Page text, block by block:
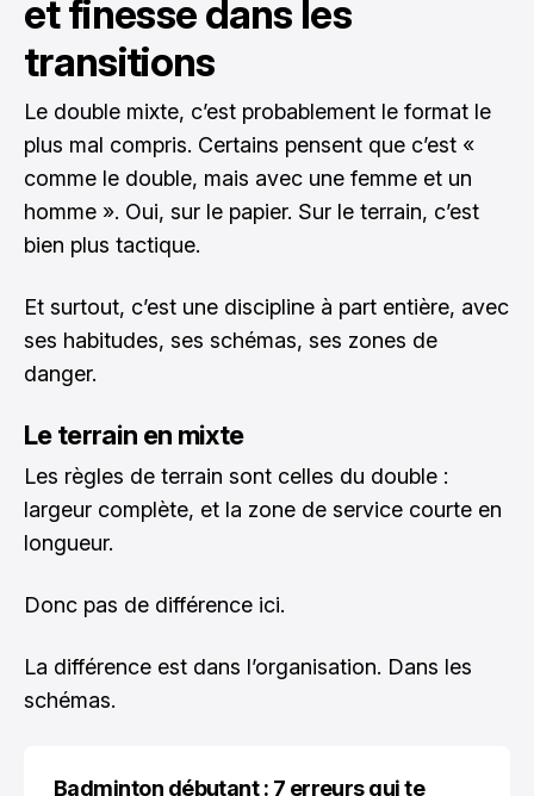
et finesse dans les
transitions
Le double mixte, c’est probablement le format le
plus mal compris. Certains pensent que c’est «
comme le double, mais avec une femme et un
homme ». Oui, sur le papier. Sur le terrain, c’est
bien plus tactique.
Et surtout, c’est une discipline à part entière, avec
ses habitudes, ses schémas, ses zones de
danger.
Le terrain en mixte
Les règles de terrain sont celles du double :
largeur complète, et la zone de service courte en
longueur.
Donc pas de différence ici.
La différence est dans l’organisation. Dans les
schémas.
Badminton débutant : 7 erreurs qui te